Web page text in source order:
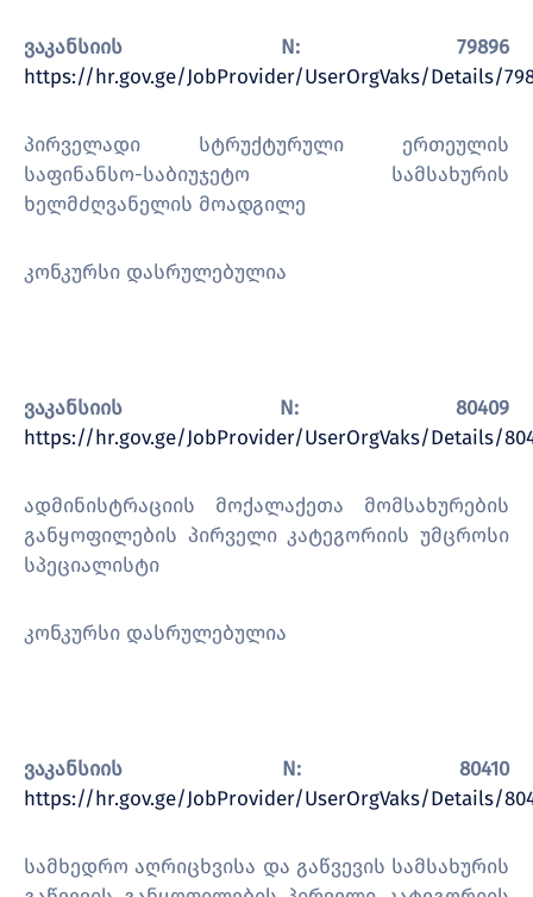
ვაკანსიის N: 79896
https://hr.gov.ge/JobProvider/UserOrgVaks/Details/
პირველადი სტრუქტურული ერთეულის
საფინანსო-საბიუჯეტო სამსახურის
ხელმძღვანელის მოადგილე
კონკურსი დასრულებულია
ვაკანსიის N: 80409
https://hr.gov.ge/JobProvider/UserOrgVaks/Details/
ადმინისტრაციის მოქალაქეთა მომსახურების
განყოფილების პირველი კატეგორიის უმცროსი
სპეციალისტი
კონკურსი დასრულებულია
ვაკანსიის N: 80410
https://hr.gov.ge/JobProvider/UserOrgVaks/Details/
სამხედრო აღრიცხვისა და გაწვევის სამსახურის